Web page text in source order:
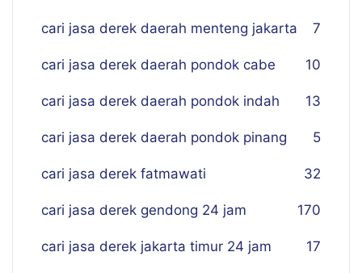
cari jasa derek daerah menteng jakarta 7
cari jasa derek daerah pondok cabe 10
cari jasa derek daerah pondok indah 13
cari jasa derek daerah pondok pinang 5
cari jasa derek fatmawati 32
cari jasa derek gendong 24 jam 170
cari jasa derek jakarta timur 24 jam 17